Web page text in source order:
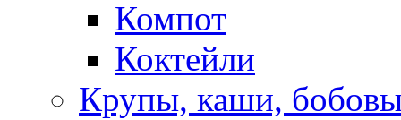
Компот
Коктейли
Крупы, каши,